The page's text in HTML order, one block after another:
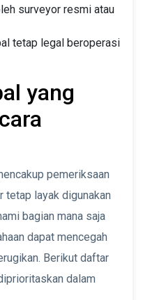
surveyor resmi atau
tetap legal beroperasi
yang
pemeriksaan
tetap layak digunakan
bagian mana saja
dapat mencegah
Berikut daftar
dalam